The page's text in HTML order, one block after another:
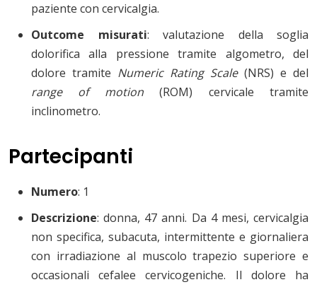
paziente con cervicalgia.
Outcome misurati: valutazione della soglia
dolorifica alla pressione tramite algometro, del
dolore tramite Numeric Rating Scale(NRS) e del
range of motion(ROM) cervicale tramite
inclinometro.
Partecipanti
Numero: 1
Descrizione: donna, 47 anni. Da 4 mesi, cervicalgia
non specifica, subacuta, intermittente e giornaliera
con irradiazione al muscolo trapezio superiore e
occasionali cefalee cervicogeniche. Il dolore ha